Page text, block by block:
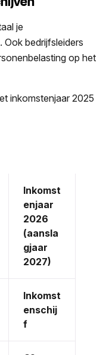
je
Ook bedrijfsleiders
op het
inkomstenjaar 2025
Inkomst
enjaar
2026
(aansla
gjaar
2027)
Inkomst
enschij
f